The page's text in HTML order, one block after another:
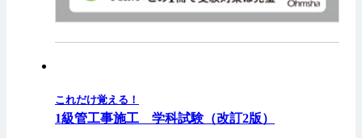
これだけ覚える！
1級管工事施工 学科試験（改訂2版）